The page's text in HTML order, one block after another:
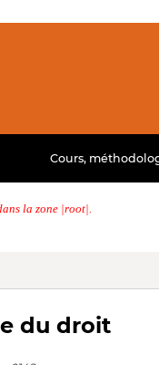
Cours,
la zone |root|.
du droit